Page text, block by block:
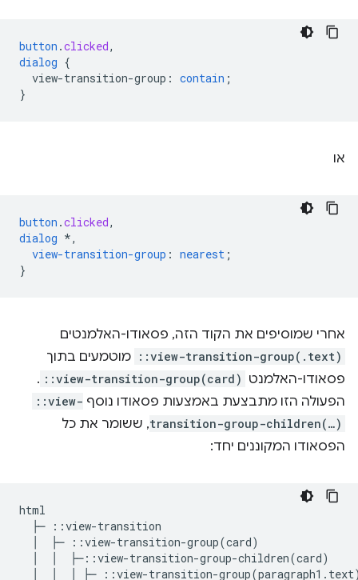
button .clicked,
dialog {
view-transition-group : contain ;
}
או
button .clicked,
dialog *,
view-transition-group : nearest ;
}
אחרי שמוסיפים את הקוד הזה, פסאודו-האלמנטים
::view-transition-group(.text) מוטמעים בתוך
פסאודו-האלמנט ::view-transition-group(card)
.
הפעולה הזו מתבצעת באמצעות פסאודו נוסף ::view-
transition-group-children(…), ששומר את כל
הפסאודו המקוננים יחד:
html
  ├─ ::view-transition
  │  ├─ ::view-transition-group(card)
  │  │  ├─::view-transition-group-children(card)
│  │  │ ├─ ::view-transition-